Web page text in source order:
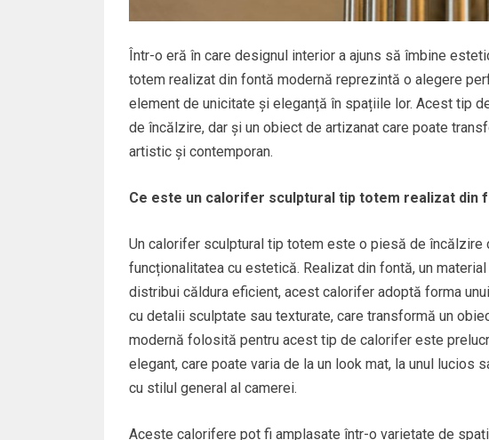
Într-o eră în care designul interior a ajuns să îmbine
totem realizat din fontă modernă reprezintă o alegere
element de unicitate și eleganță în spațiile lor. Acest tip
de încălzire, dar și un obiect de artizanat care poate
artistic și contemporan.
Ce este un calorifer sculptural tip totem realizat din
Un calorifer sculptural tip totem este o piesă de încălzire
funcționalitatea cu estetică. Realizat din fontă, un
distribui căldura eficient, acest calorifer adoptă forma
cu detalii sculptate sau texturate, care transformă un
modernă folosită pentru acest tip de calorifer este
elegant, care poate varia de la un look mat, la unul lucios
cu stilul general al camerei.
Aceste calorifere pot fi amplasate într-o varietate de